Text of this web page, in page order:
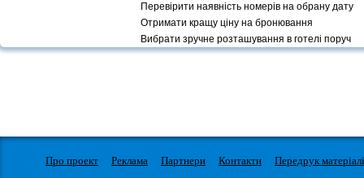
Перевірити наявність номерів на обрану дату
Отримати кращу ціну на бронювання
Вибрати зручне розташування в готелі поруч
Про проект Реклама Партнери Контакти
Передрук